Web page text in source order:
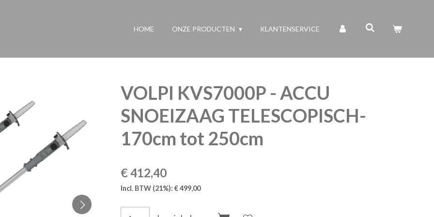
HOME ONZE PRODUCTEN KLANTENSERVICE
VOLPI KVS7000P - ACCU
SNOEIZAAG TELESCOPISCH-
170cm tot 250cm
€ 412,40
Incl. BTW (21%): € 499,00